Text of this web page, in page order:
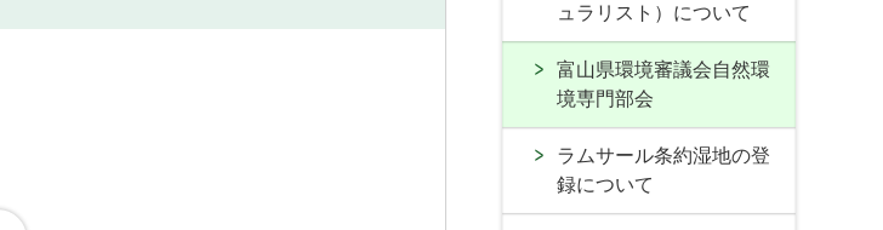
ュラリスト）について
富山県環境審議会自然環
境専門部会
ラムサール条約湿地の登
録について